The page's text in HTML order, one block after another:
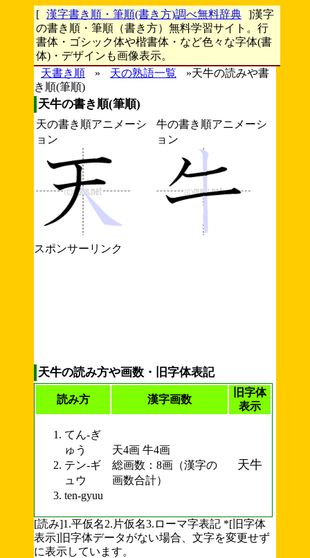
[ 漢字書き順・筆順(書き方)調べ無料辞典 ]漢字
の書き順・筆順（書き方）無料学習サイト。行
書体・ゴシック体や楷書体・など色々な字体(書
体)・デザインも画像表示。
天書き順
» 天の熟語一覧
»天牛の読みや書
き順(筆順)
天牛の書き順(筆順)
天の書き順アニメーシ
ョン
牛の書き順アニメーシ
ョン
スポンサーリンク
天牛の読み方や画数・旧字体表記
読み方 漢字画数
旧字体
表示
てん-ぎ
ゅう
テン-ギ
ュウ
ten-gyuu
天4画 牛4画
総画数：8画（漢字の
画数合計）
天牛
[読み]1.平仮名2.片仮名3.ローマ字表記 *[旧字体
表示]旧字体データがない場合、文字を変更せず
に表示しています。